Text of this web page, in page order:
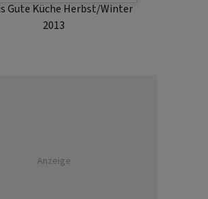
Gute Küche Herbst/Winter
2013
Anzeige